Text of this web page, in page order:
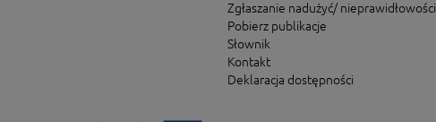
Zgłaszanie nadużyć/ nieprawidłowości
Pobierz publikacje
Słownik
Kontakt
Deklaracja dostępności